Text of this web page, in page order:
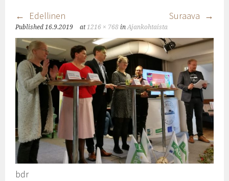
Edellinen Suraava
Published16.9.2019 at1216 × 768 inAjankohtaista
bdr